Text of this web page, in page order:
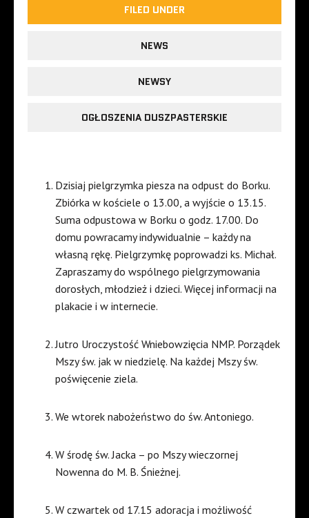
FILED UNDER
NEWS
NEWSY
OGŁOSZENIA DUSZPASTERSKIE
Dzisiaj pielgrzymka piesza na odpust do Borku.
Zbiórka w kościele o 13.00, a wyjście o 13.15.
Suma odpustowa w Borku o godz. 17.00. Do
domu powracamy indywidualnie – każdy na
własną rękę. Pielgrzymkę poprowadzi ks. Michał.
Zapraszamy do wspólnego pielgrzymowania
dorosłych, młodzież i dzieci. Więcej informacji na
plakacie i w internecie.
Jutro Uroczystość Wniebowzięcia NMP. Porządek
Mszy św. jak w niedzielę. Na każdej Mszy św.
poświęcenie ziela.
We wtorek nabożeństwo do św. Antoniego.
W środę św. Jacka – po Mszy wieczornej
Nowenna do M. B. Śnieżnej.
W czwartek od 17.15 adoracja i możliwość